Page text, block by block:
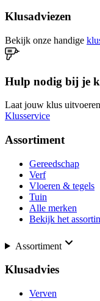
Klusadviezen
Bekijk onze handige
Hulp nodig bij je
Laat jouw klus
Klusservice
Assortiment
Gereedschap
Verf
Vloeren & tegels
Tuin
Alle merken
Bekijk het
Assortiment
Klusadvies
Verven